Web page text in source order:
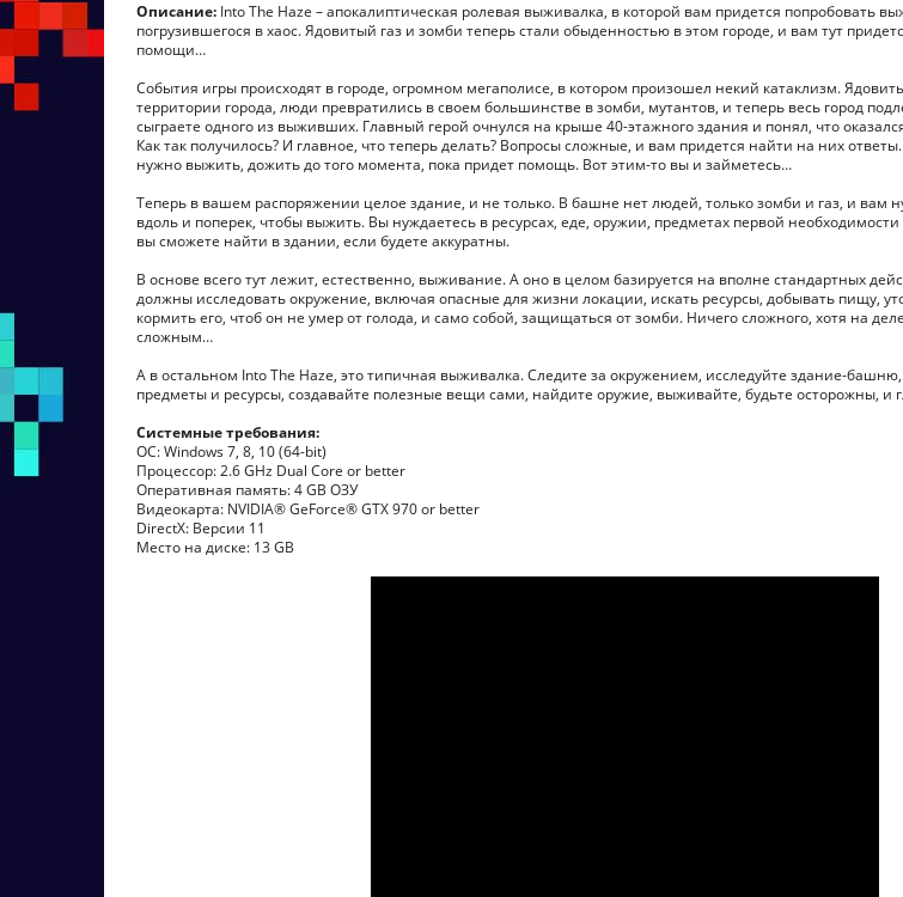
Описание: Into The Haze – апокалиптическая ролевая выживалка, в которой вам придется попробовать
погрузившегося в хаос. Ядовитый газ и зомби теперь стали обыденностью в этом городе, и вам тут
помощи…
События игры происходят в городе, огромном мегаполисе, в котором произошел некий катаклизм.
территории города, люди превратились в своем большинстве в зомби, мутантов, и теперь весь город
сыграете одного из выживших. Главный герой очнулся на крыше 40-этажного здания и понял, что
Как так получилось? И главное, что теперь делать? Вопросы сложные, и вам придется найти на них
нужно выжить, дожить до того момента, пока придет помощь. Вот этим-то вы и займетесь…
Теперь в вашем распоряжении целое здание, и не только. В башне нет людей, только зомби и газ, и вам
вдоль и поперек, чтобы выжить. Вы нуждаетесь в ресурсах, еде, оружии, предметах первой
вы сможете найти в здании, если будете аккуратны.
В основе всего тут лежит, естественно, выживание. А оно в целом базируется на вполне стандартных
должны исследовать окружение, включая опасные для жизни локации, искать ресурсы, добывать пищу,
кормить его, чтоб он не умер от голода, и само собой, защищаться от зомби. Ничего сложного, хотя на
сложным…
А в остальном Into The Haze, это типичная выживалка. Следите за окружением, исследуйте здание-
предметы и ресурсы, создавайте полезные вещи сами, найдите оружие, выживайте, будьте осторожны, и
Системные требования:
ОС: Windows 7, 8, 10 (64-bit)
Процессор: 2.6 GHz Dual Core or better
Оперативная память: 4 GB ОЗУ
Видеокарта: NVIDIA® GeForce® GTX 970 or better
DirectX: Версии 11
Место на диске: 13 GB